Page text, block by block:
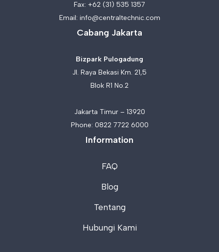
Fax: +62 (31) 535 1357
Email: info@centraltechnic.com
Cabang Jakarta
Bizpark Pulogadung
Jl. Raya Bekasi Km. 21,5
Blok R1 No.2
Jakarta Timur – 13920
Phone: 0822 7722 6000
Information
FAQ
Blog
Tentang
Hubungi Kami